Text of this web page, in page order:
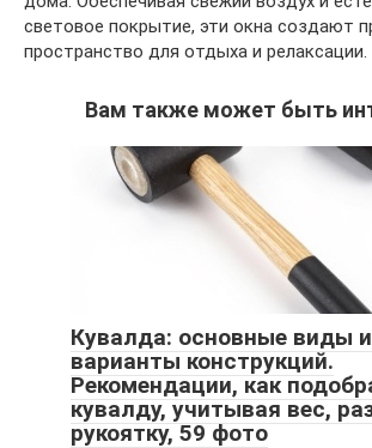
световое покрытие, эти окна создают
пространство для отдыха и релаксации.
Вам также может быть
Кувалда: основные виды и
варианты конструкций.
Рекомендации, как
кувалду, учитывая вес,
рукоятку, 59 фото